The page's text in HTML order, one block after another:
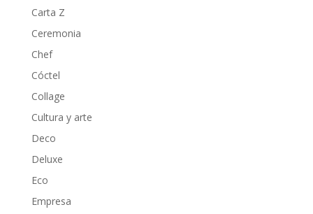
Carta Z
Ceremonia
Chef
Cóctel
Collage
Cultura y arte
Deco
Deluxe
Eco
Empresa